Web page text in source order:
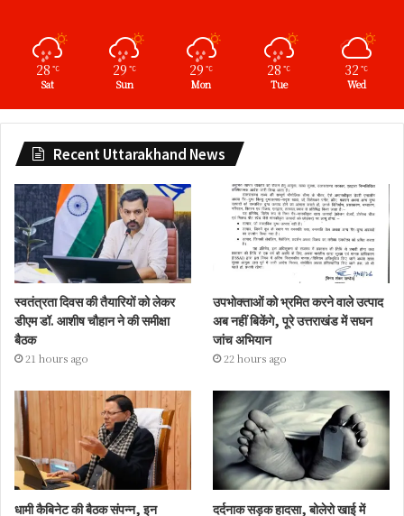
28 ℃
Sat
29 ℃
Sun
29 ℃
Mon
28 ℃
Tue
32 ℃
Wed
Recent Uttarakhand News
स्वतंत्रता दिवस की तैयारियों को लेकर
डीएम डॉ. आशीष चौहान ने की समीक्षा
बैठक
21 hours ago
उपभोक्ताओं को भ्रमित करने वाले उत्पाद
अब नहीं बिकेंगे, पूरे उत्तराखंड में सघन
जांच अभियान
22 hours ago
धामी कैबिनेट की बैठक संपन्न, इन
दर्दनाक सड़क हादसा, बोलेरो खाई में